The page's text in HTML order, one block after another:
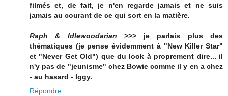
filmés et, de fait, je n'en regarde jamais et ne suis
jamais au courant de ce qui sort en la matière.
Raph & Idlewoodarian >>> je parlais plus des
thématiques (je pense évidemment à "New Killer Star"
et "Never Get Old") que du look à proprement dire... il
n'y pas de "jeunisme" chez Bowie comme il y en a chez
- au hasard - Iggy.
Répondre